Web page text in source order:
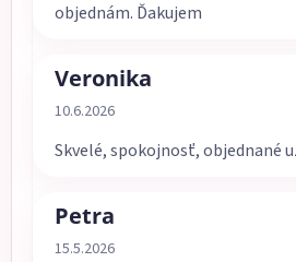
objednám. Ďakujem
Veronika
Hodnotenie obchodu je 5 z 5
10.6.2026
Skvelé, spokojnosť, objednané
Petra
Hodnotenie obchodu je 5 z 5
15.5.2026